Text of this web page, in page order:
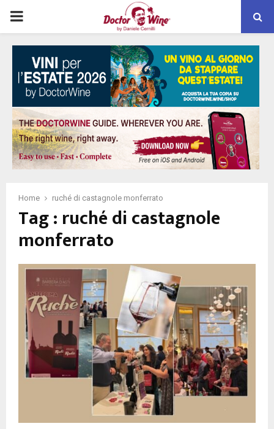
PRIMARY
MENU
Home ruché di castagnole monferrato
Tag : ruché di castagnole
monferrato